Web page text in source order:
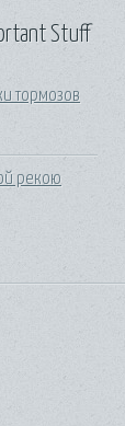
Stuff
тормозов
рекою